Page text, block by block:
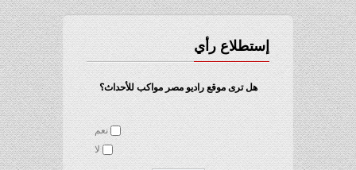
إستطلاع رأي
هل ترى موقع راديو مصر مواكب للأحداث؟
نعم
لا